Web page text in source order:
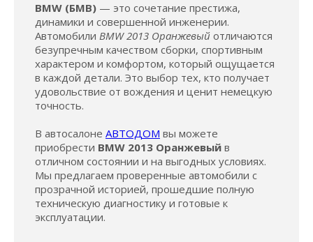
BMW (БМВ) — это сочетание престижа,
динамики и совершенной инженерии.
Автомобили BMW 2013 Оранжевый отличаются
безупречным качеством сборки, спортивным
характером и комфортом, который ощущается
в каждой детали. Это выбор тех, кто получает
удовольствие от вождения и ценит немецкую
точность.
В автосалоне АВТОДОМ вы можете
приобрести BMW 2013 Оранжевый в
отличном состоянии и на выгодных условиях.
Мы предлагаем проверенные автомобили с
прозрачной историей, прошедшие полную
техническую диагностику и готовые к
эксплуатации.